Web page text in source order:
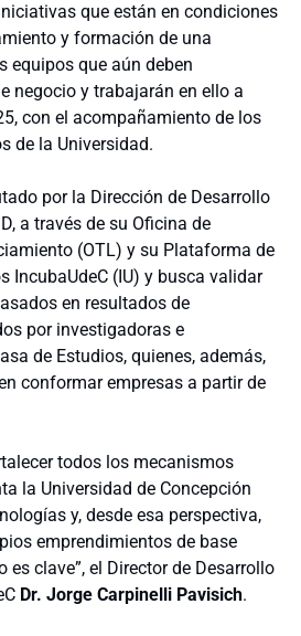
que están en condiciones
y formación de una
equipos que aún deben
negocio y trabajarán en ello a
con el acompañamiento de los
de la Universidad.
por la Dirección de Desarrollo
a través de su Oficina de
(OTL) y su Plataforma de
IncubaUdeC (IU) y busca validar
en resultados de
por investigadoras e
de Estudios, quienes, además,
conformar empresas a partir de
todos los mecanismos
la Universidad de Concepción
y, desde esa perspectiva,
emprendimientos de base
clave”, el Director de Desarrollo
Dr. Jorge Carpinelli Pavisich.